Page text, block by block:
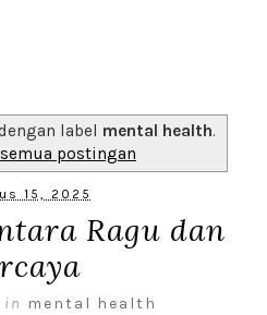
label mental health.
postingan
15, 2025
Ragu dan
in mental health